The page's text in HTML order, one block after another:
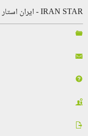
IRAN STAR - ایران استار